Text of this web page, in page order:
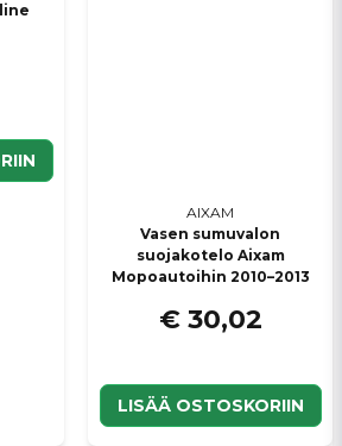
AIXAM
Vasen sumuvalon
suojakotelo Aixam
Mopoautoihin 2010–2013
€ 30,02
LISÄÄ OSTOSKORIIN